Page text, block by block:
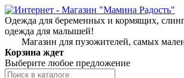
Одежда для беременных и кормящих,
одежда для малышей!
Магазин для пузожителей, самых
Корзина ждет
Выберите любое предложение